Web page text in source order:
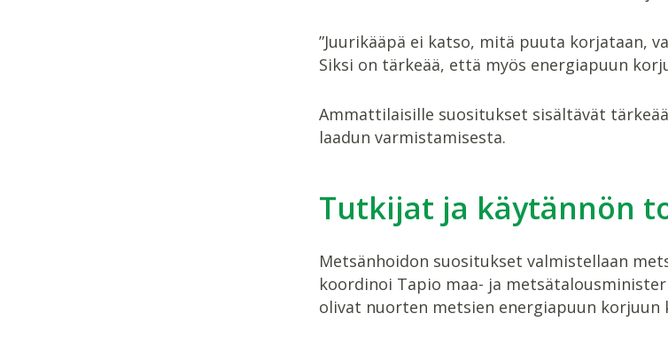
”Juurikääpä ei katso, mitä puuta korjataan,
Siksi on tärkeää, että myös energiapuun
Ammattilaisille suositukset sisältävät
laadun varmistamisesta.
Tutkijat ja käytännön
Metsänhoidon suositukset valmistellaan
koordinoi Tapio maa- ja
olivat nuorten metsien energiapuun